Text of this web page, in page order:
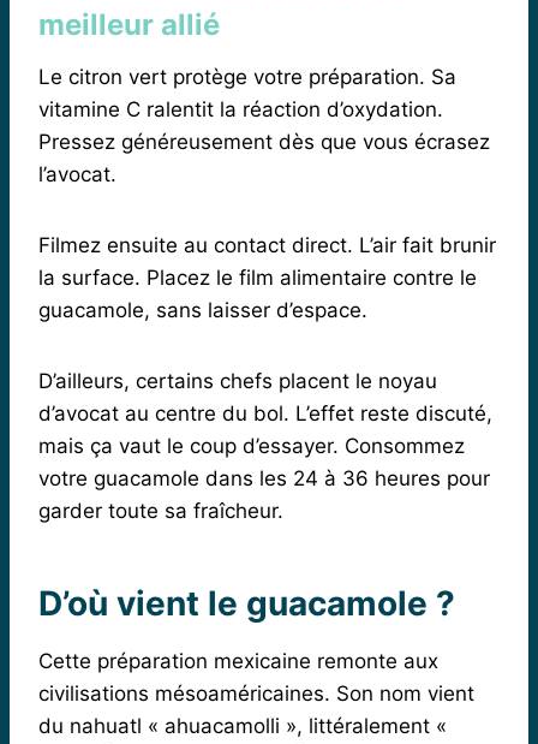
meilleur allié
Le citron vert protège votre préparation. Sa
vitamine C ralentit la réaction d’oxydation.
Pressez généreusement dès que vous écrasez
l’avocat.
Filmez ensuite au contact direct. L’air fait brunir
la surface. Placez le film alimentaire contre le
guacamole, sans laisser d’espace.
D’ailleurs, certains chefs placent le noyau
d’avocat au centre du bol. L’effet reste discuté,
mais ça vaut le coup d’essayer. Consommez
votre guacamole dans les 24 à 36 heures pour
garder toute sa fraîcheur.
D’où vient le guacamole ?
Cette préparation mexicaine remonte aux
civilisations mésoaméricaines. Son nom vient
du nahuatl « ahuacamolli », littéralement «